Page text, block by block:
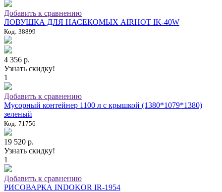
Добавить к сравнению
ЛОВУШКА ДЛЯ НАСЕКОМЫХ AIRHOT IK-40W
Код: 38899
4 356 р.
Узнать скидку!
1
Добавить к сравнению
Мусорный контейнер 1100 л с крышкой (1380*1079*1380)
зеленый
Код: 71756
19 520 р.
Узнать скидку!
1
Добавить к сравнению
РИСОВАРКА INDOKOR IR-1954